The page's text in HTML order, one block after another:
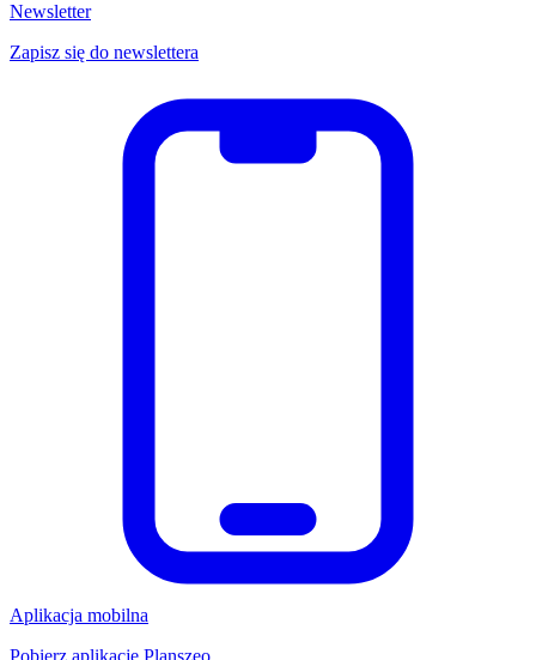
Newsletter
Zapisz się do newslettera
Aplikacja mobilna
Pobierz aplikację Planszeo